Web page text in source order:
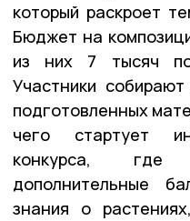
который раскроет
Бюджет на
из них 7 тысяч
Участники
подготовленных
чего стартует
конкурса, где
дополнительные
знания о